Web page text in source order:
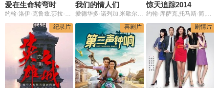
爱在生命转弯时
约翰·洛伊·克鲁兹.莎拉·杰罗尼莫.莱维尔·克鲁兹
我们的情人们
爱德华多·诺列加,米歇尔·珍娜,费雷·马丁内兹,阿玛雅·萨拉曼卡,加维诺·迭戈,豪尔赫·乌松,玛丽亚·何塞·莫雷诺
惊天追踪2014
约翰·库萨克,托马斯·简,佐伊·文图拉,克里斯多夫·莫利斯,Yesse Spence,杰罗姆·埃勒斯,卡罗尔·伯恩斯,Robert Newman,克里斯多夫·萨默斯,Andrew Buchanan,Damien Garvey,Jason Wilder,Adrian Auld,山姆·柯顿,Francesca Bianchi
纪录片
喜剧片 剧情片